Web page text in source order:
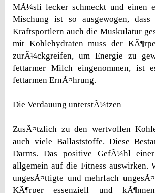
MÃ¼sli lecker schmeckt und einen
Mischung ist so ausgewogen,
Kraftsportlern auch die Muskulatur
mit Kohlehydraten muss der
zurÃ¼ckgreifen, um Energie zu
fettarmer Milch eingenommen, ist
fettarmen ErnÃ¤hrung.
Die Verdauung unterstÃ¼tzen
ZusÃ¤tzlich zu den wertvollen
auch viele Ballaststoffe. Diese
Darms. Das positive GefÃ¼hl
allgemein auf die Fitness
ungesÃ¤ttigte und mehrfach
KÃ¶rper essenziell und